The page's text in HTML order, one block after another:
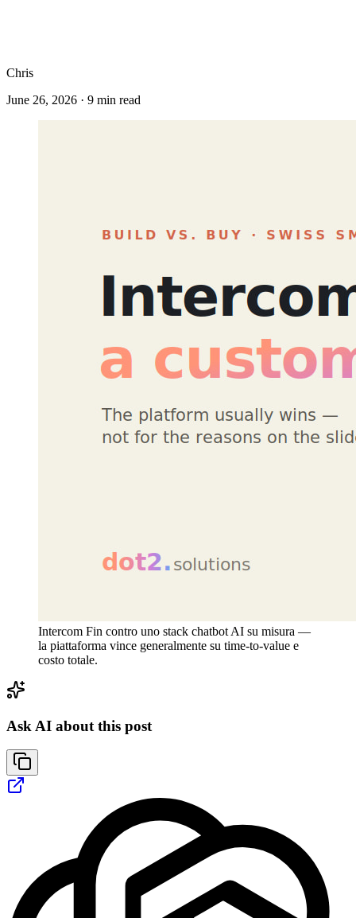
Chris
June 26, 2026 · 9 min read
Intercom Fin contro uno stack chatbot AI su misura —
la piattaforma vince generalmente su time-to-value e
costo totale.
Ask AI about this post